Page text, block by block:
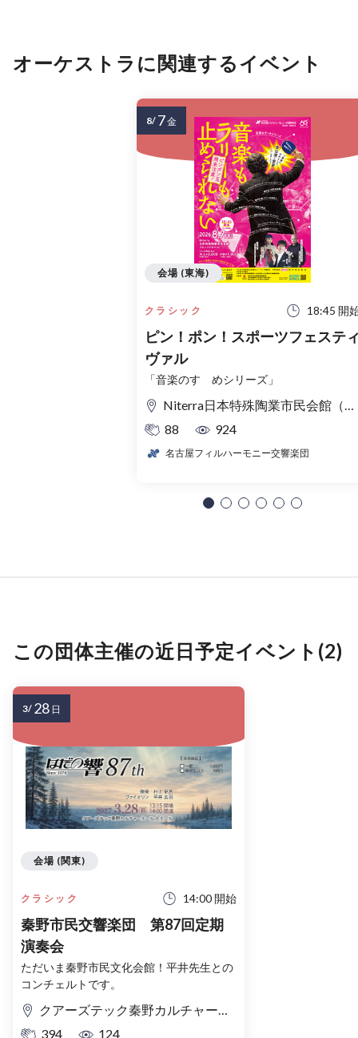
オーケストラに関連するイベント
クラシック 18:45 開
ピン！ポン！スポーツフェステ
ヴァル
「音楽のすゝめシリーズ」
Niterra日本特殊陶業市民会館（名古屋市民会館） フォレストホール
88
924
名古屋フィルハーモニー交響楽団
会場 (東海)
8/ 7金
この団体主催の近日予定イベント(2)
クラシック 14:00 開始
秦野市民交響楽団 第87回定期
演奏会
ただいま秦野市民文化会館！平井先生との
コンチェルトです。
クアーズテック秦野カルチャーホール（秦野市文化会館）大ホール
394
124
会場 (関東)
3/ 28 日